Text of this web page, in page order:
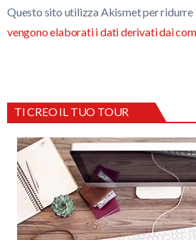
Questo sito utilizza Akismet per ridurre
vengono elaborati i dati derivati dai
TI CREO IL TUO TOUR